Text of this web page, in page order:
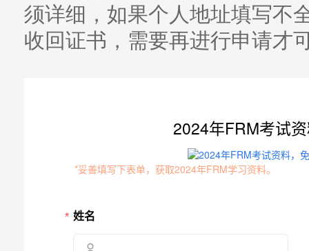
须详细，如果个人地址填写不
收回证书，需要再进行申请才